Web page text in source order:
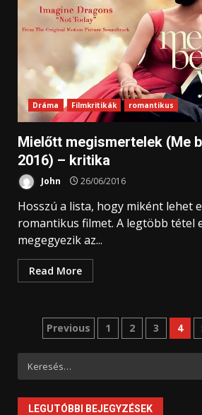
Dráma Filmkritikák romantikus
Mielőtt megismertelek (Me
2016) – kritika
John 26/06/2016
Hosszú a lista, hogy miként lehet
romantikus filmet. A legtöbb tétel
megegyezik az...
Read More
Bejegyzések
lapozása
Previous 1 2 3 4
Keresés:
LEGUTÓBBI BEJEGYZÉSEK